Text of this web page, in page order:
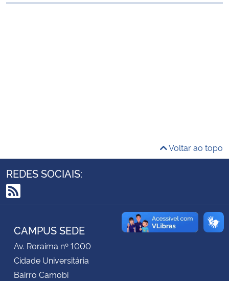
Ministério da Cidadania
Controladoria-Geral da União
Ministério da Mulher, da Família e dos Direitos Humanos
Secretaria-Geral
Secretaria de Governo
Voltar ao topo
REDES SOCIAIS:
RSS
CAMPUS SEDE
Av. Roraima nº 1000
Cidade Universitária
Bairro Camobi